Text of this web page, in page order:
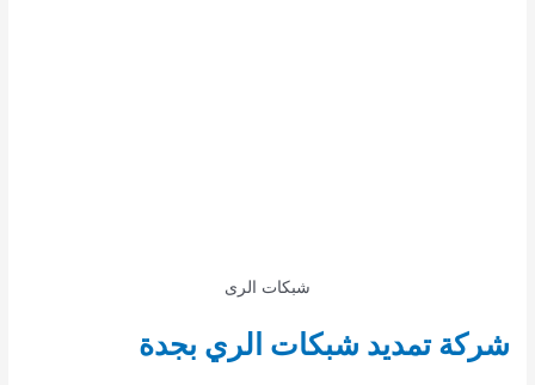
شبكات الرى
شركة تمديد شبكات الري بجدة